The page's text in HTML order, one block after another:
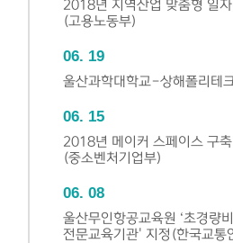
2018년 지역산업 맞춤형 일
(고용노동부)
06 19
울산과학대학교-상해폴리테
06 15
2018년 메이커 스페이스 구
(중소벤처기업부)
06 08
울산무인항공교육원 ‘초경량
전문교육기관' 지정(한국교통